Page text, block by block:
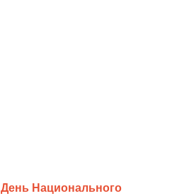
День Национального